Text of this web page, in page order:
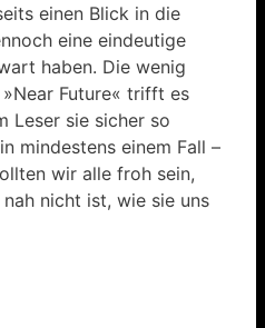
einen Blick in die
eine eindeutige
haben. Die wenig
Future« trifft es
Leser sie sicher so
mindestens einem Fall –
wir alle froh sein,
nicht ist, wie sie uns